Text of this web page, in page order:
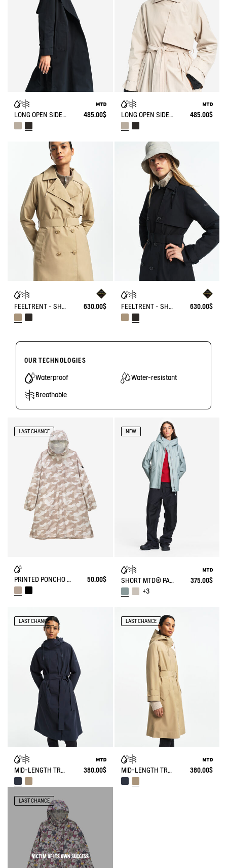
LONG OPEN SIDES TRENCH COAT MTD® 485.00$ LONG OPEN SIDES TRENCH COAT MTD® 485.00$
FEELTRENT - SHORT TRENCH GORE-TEX® 630.00$ FEELTRENT - SHORT TRENCH GORE-TEX® 630.00$
OUR TECHNOLOGIES
Waterproof Water-resistant
Breathable
LAST CHANCE
PRINTED PONCHO WATERPROOF 50.00$
NEW
SHORT MTD® PARKA FISHTAIL
375.00$
+3
LAST CHANCE
MID-LENGTH TRENCH-COAT MTD 380.00$
LAST CHANCE
MID-LENGTH TRENCH-COAT MTD 380.00$
VICTIM OF ITS OWN SUCCESS
LAST CHANCE